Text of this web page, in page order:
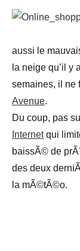
aussi le
la neige qu’il y
semaines, il ne
Avenue.
Du coup, pas
Internetqui
baissÃ© de
des deux
la mÃ©tÃ©o.